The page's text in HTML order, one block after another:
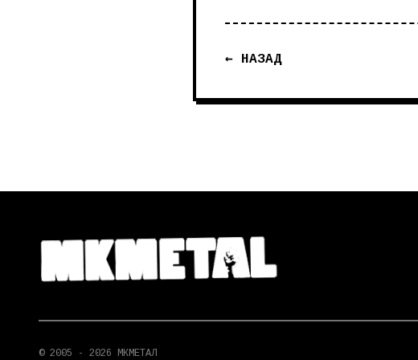
← НАЗАД
© 2005 - 2026 МКМЕТАЛ